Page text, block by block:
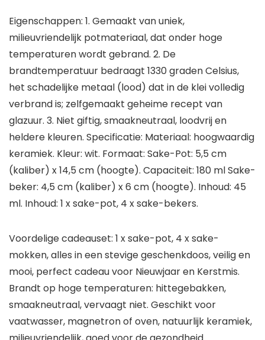
Eigenschappen: 1. Gemaakt van uniek,
milieuvriendelijk potmateriaal, dat onder hoge
temperaturen wordt gebrand. 2. De
brandtemperatuur bedraagt 1330 graden Celsius,
het schadelijke metaal (lood) dat in de klei volledig
verbrand is; zelfgemaakt geheime recept van
glazuur. 3. Niet giftig, smaakneutraal, loodvrij en
heldere kleuren. Specificatie: Materiaal: hoogwaardig
keramiek. Kleur: wit. Formaat: Sake-Pot: 5,5 cm
(kaliber) x 14,5 cm (hoogte). Capaciteit: 180 ml Sake-
beker: 4,5 cm (kaliber) x 6 cm (hoogte). Inhoud: 45
ml. Inhoud: 1 x sake-pot, 4 x sake-bekers.
Voordelige cadeauset: 1 x sake-pot, 4 x sake-
mokken, alles in een stevige geschenkdoos, veilig en
mooi, perfect cadeau voor Nieuwjaar en Kerstmis.
Brandt op hoge temperaturen: hittegebakken,
smaakneutraal, vervaagt niet. Geschikt voor
vaatwasser, magnetron of oven, natuurlijk keramiek,